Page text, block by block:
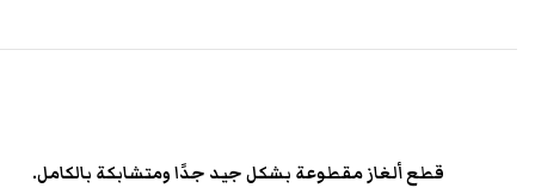
قطع ألغاز مقطوعة بشكل جيد جدًا ومتشابكة بالكامل.